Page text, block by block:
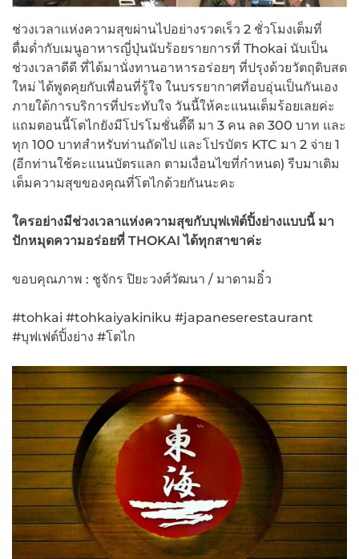
ช่วงเวลาแห่งความสุขผ่านไปอย่างรวดเร็ว 2 ชั่วโมงเต็มที่
ดื่มด่ำกับเมนูอาหารญี่ปุ่นนับร้อยรายการที่ Thokai นับเป็น
ช่วงเวลาดีดี ที่ได้มานั่งทานอาหารอร่อยๆ ที่ปรุงด้วยวัตถุดิบสด
ใหม่ ได้พูดคุยกับเพื่อนที่รู้ใจ ในบรรยากาศที่อบอุ่นเป็นกันเอง
ภายใต้การบริการที่ประทับใจ วันนี้ให้คะแนนเต็มร้อยเลยค่ะ
แถมตอนนี้โตไกยังมีโปรโมชั่นดี๊ดี มา 3 คน ลด 300 บาท และ
ทุก 100 บาทสำหรับท่านถัดไป และโปรบัตร KTC มา 2 จ่าย 1
(อีกท่านใช้คะแนนบัตรแลก ตามเงื่อนไขที่กำหนด) รีบมาเติม
เต็มความสุขของคุณที่โตไกด้วยกันนะคะ
ใครอย่างมีช่วงเวลาแห่งความสุขกับบุฟเฟ่ต์ปิ้งย่างแบบนี้ มา
ปักหมุดความอร่อยที่ THOKAI ได้ทุกสาขาค่ะ
ขอบคุณภาพ : ชูจักร ปิยะวงศ์วัฒนา / มาดามอิ๋ว
#tohkai #tohkaiyakiniku #japaneserestaurant
#บุฟเฟต์ปิ้งย่าง #โตไก